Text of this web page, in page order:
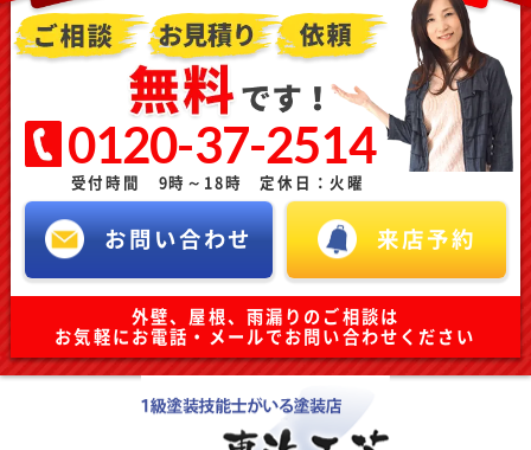
0120-37-2514
受付時間 9時～18時 定休日：火曜
お問い合わせ 来店予約
外壁、屋根、雨漏りのご相談は
お気軽にお電話・メールでお問い合わせください